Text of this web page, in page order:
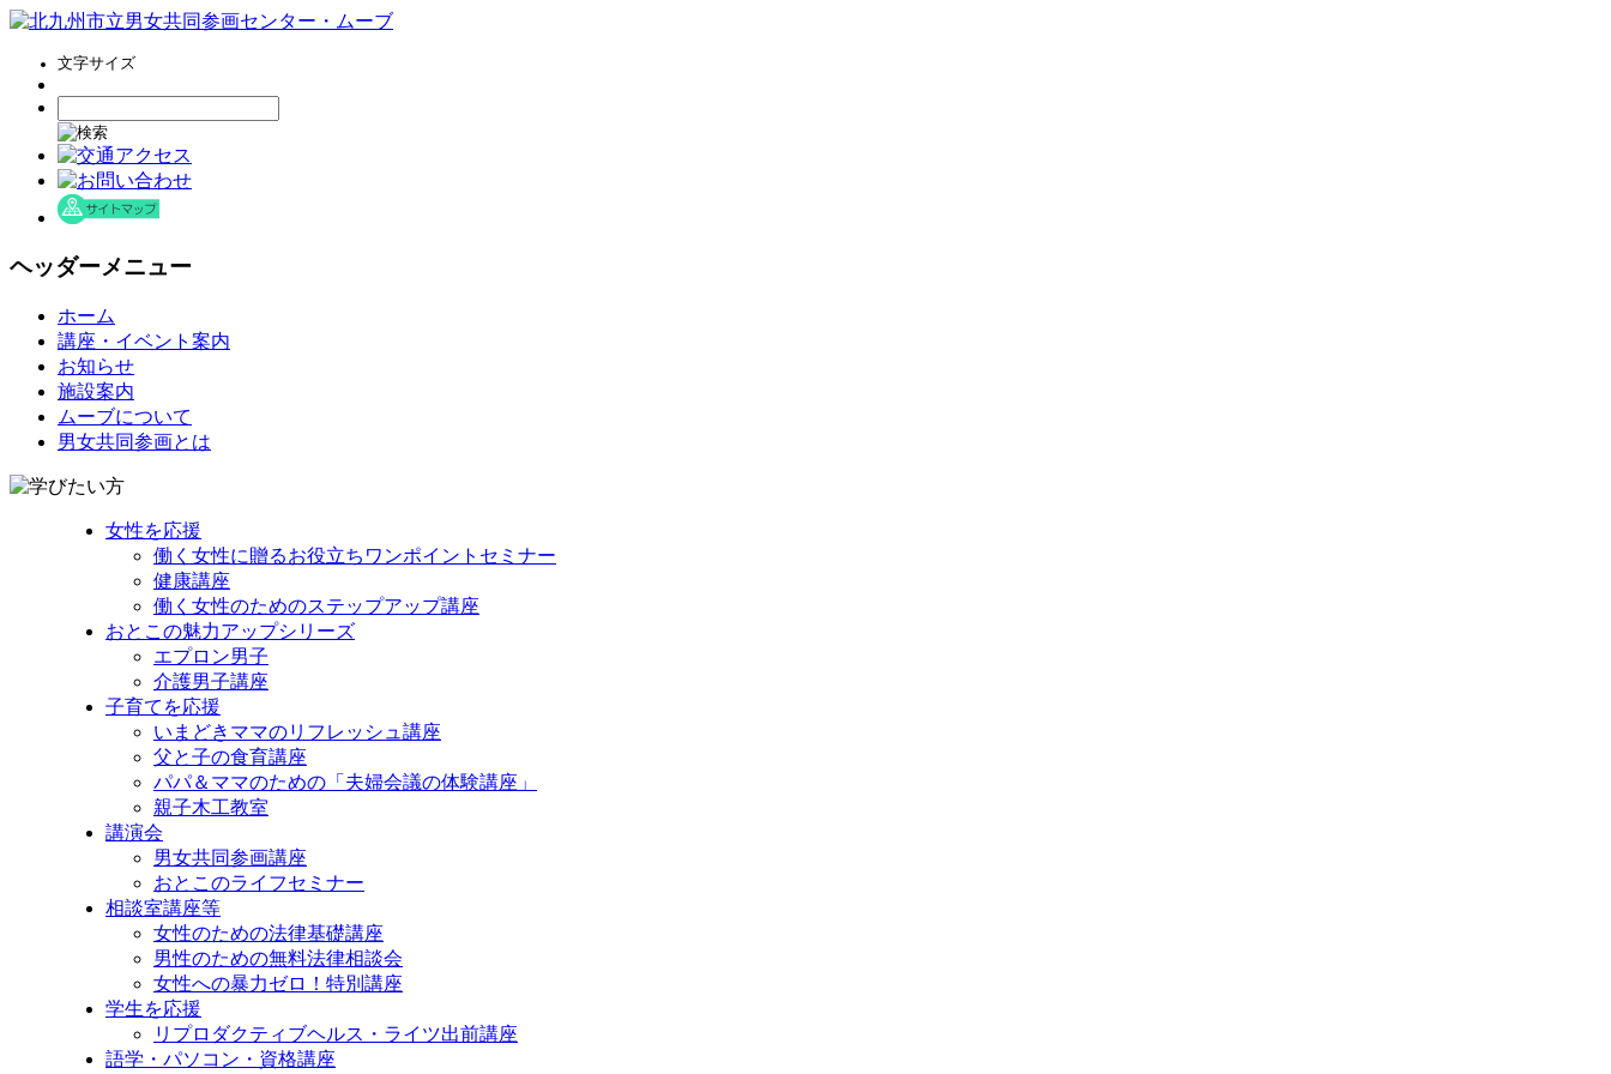
文字サイズ
ヘッダーメニュー
キ
ホーム
講座・イベント案内
お知らせ
施設案内
ムーブについて
男女共同参画とは
女性を応援
働く女性に贈るお役立ちワンポイントセミナー
健康講座
働く女性のためのステップアップ講座
おとこの魅力アップシリーズ
エプロン男子
介護男子講座
子育てを応援
いまどきママのリフレッシュ講座
父と子の食育講座
パパ＆ママのための「夫婦会議の体験講座」
親子木工教室
講演会
男女共同参画講座
おとこのライフセミナー
相談室講座等
女性のための法律基礎講座
男性のための無料法律相談会
女性への暴力ゼロ！特別講座
学生を応援
リプロダクティブヘルス・ライツ出前講座
語学・パソコン・資格講座